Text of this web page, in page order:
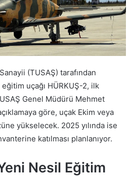
(TUSAŞ) tarafından
uçağı HÜRKUŞ-2, ilk
Genel Müdürü Mehmet
göre, uçak Ekim veya
yükselecek. 2025 yılında ise
katılması planlanıyor.
Nesil Eğitim